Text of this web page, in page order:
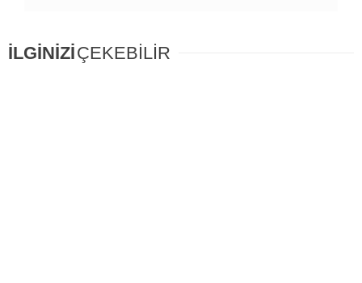
İLGİNİZİÇEKEBİLİR